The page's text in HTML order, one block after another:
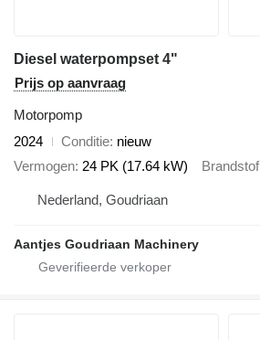
Diesel waterpompset 4"
Prijs op aanvraag
Motorpomp
2024
Conditie nieuw
Vermogen 24 PK (17.64 kW) Brandstof
Nederland, Goudriaan
Aantjes Goudriaan Machinery